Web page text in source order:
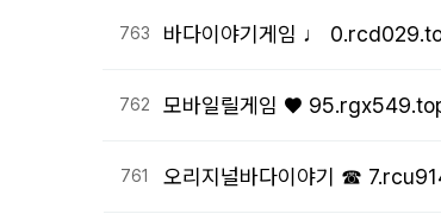
763 바다이야기게임 ♩
762 모바일릴게임 ♥
761 오리지널바다이야기 ☎